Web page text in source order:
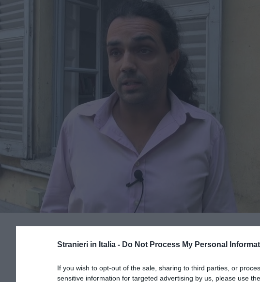
Stranieri in Italia - Do Not Process My Personal
If you wish to opt-out of the sale, sharing to third parties, or
sensitive information for targeted advertising by us, please use